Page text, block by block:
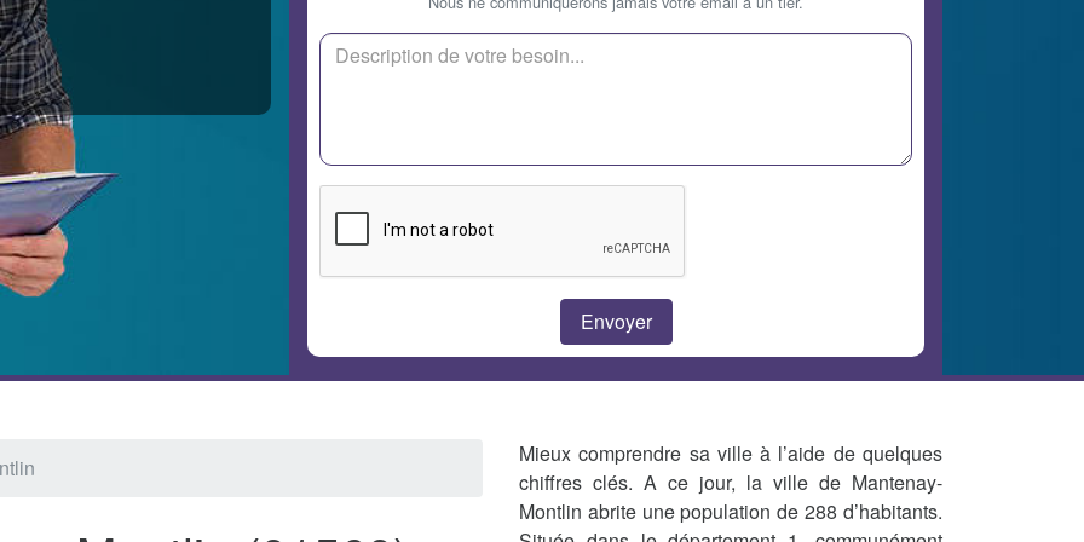
Mieux comprendre sa ville à l’aide de quelques
chiffres clés. A ce jour, la ville de Mantenay-
Montlin abrite une population de 288 d’habitants.